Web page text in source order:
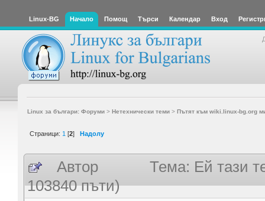
Linux-BG Начало Помощ Търси Календар Вход
Linux за българи: Форуми> Нетехнически теми> Пътят към wiki.linux-bg.org
Страници: 1 [2] Надолу
Автор
Тема: Ей тази
103840 пъти)